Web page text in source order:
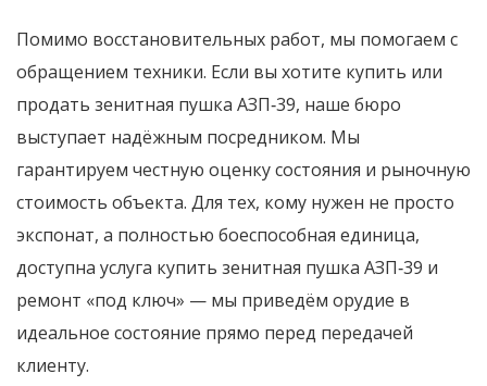
Помимо восстановительных работ, мы помогаем с
обращением техники. Если вы хотите купить или
продать зенитная пушка АЗП‑39, наше бюро
выступает надёжным посредником. Мы
гарантируем честную оценку состояния и рыночную
стоимость объекта. Для тех, кому нужен не просто
экспонат, а полностью боеспособная единица,
доступна услуга купить зенитная пушка АЗП‑39 и
ремонт «под ключ» — мы приведём орудие в
идеальное состояние прямо перед передачей
клиенту.